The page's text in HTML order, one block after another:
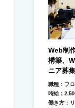
Web制
構築、
ニア募集
職種：フ
時給：
働き方：